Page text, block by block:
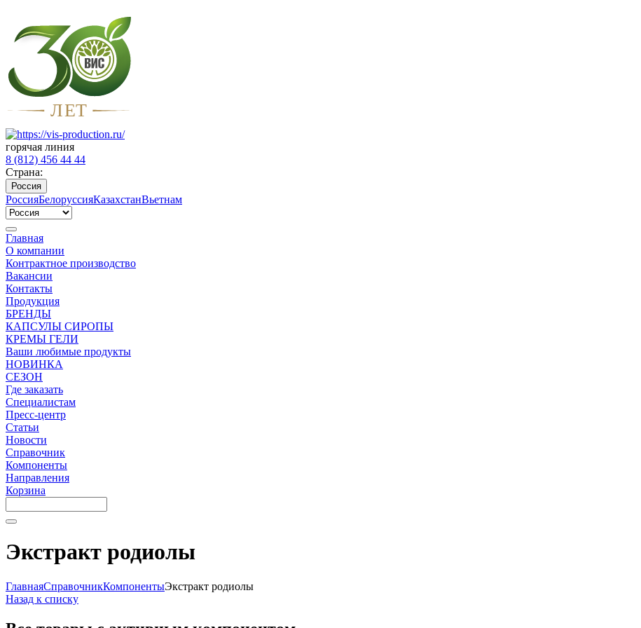
ЛЕТ
горячая линия
8 (812) 456 44 44
Страна:
Россия
РоссияБелоруссияКазахстанВьетнам
Главная
О компании
Контрактное производство
Вакансии
Контакты
Продукция
БРЕНДЫ
КАПСУЛЫ СИРОПЫ
КРЕМЫ ГЕЛИ
Ваши любимые продукты
НОВИНКА
СЕЗОН
Где заказать
Специалистам
Пресс-центр
Статьи
Новости
Справочник
Компоненты
Направления
Корзина
Экстракт родиолы
ГлавнаяСправочникКомпонентыЭкстракт родиолы
Назад к списку